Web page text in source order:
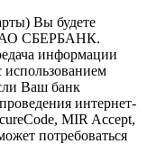
Вы будете
СБЕРБАНК.
информации
Ваш банк
интернет-
MIR Accept,
потребоваться